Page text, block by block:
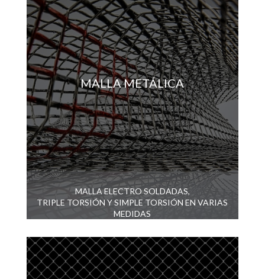
MALLA METÁLICA
MALLA ELECTRO SOLDADAS,
TRIPLE TORSIÓN Y SIMPLE TORSIÓN EN VARIAS
MEDIDAS